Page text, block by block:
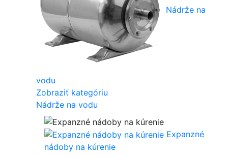
Nádrže na
vodu
Zobraziť kategóriu
Nádrže na vodu
Expanzné
nádoby na kúrenie